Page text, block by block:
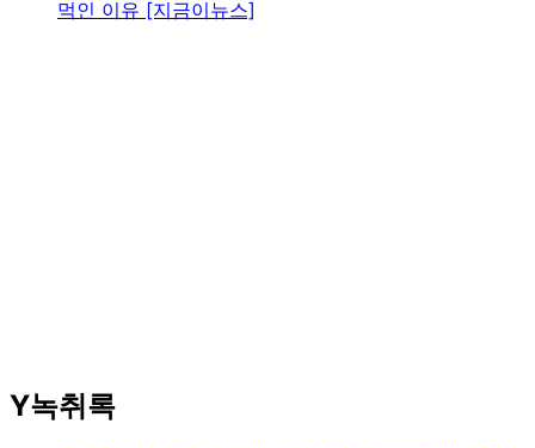
먹인 이유 [지금이뉴스]
Y녹취록